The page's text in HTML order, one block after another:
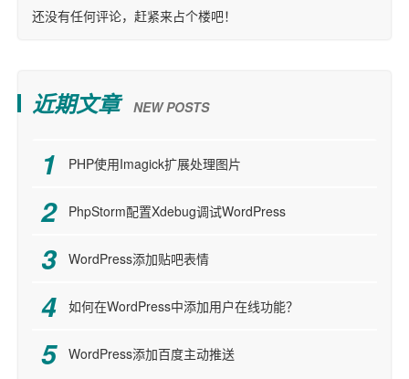
还没有任何评论，赶紧来占个楼吧！
近期文章 NEW POSTS
PHP使用Imagick扩展处理图片
PhpStorm配置Xdebug调试WordPress
WordPress添加贴吧表情
如何在WordPress中添加用户在线功能？
WordPress添加百度主动推送